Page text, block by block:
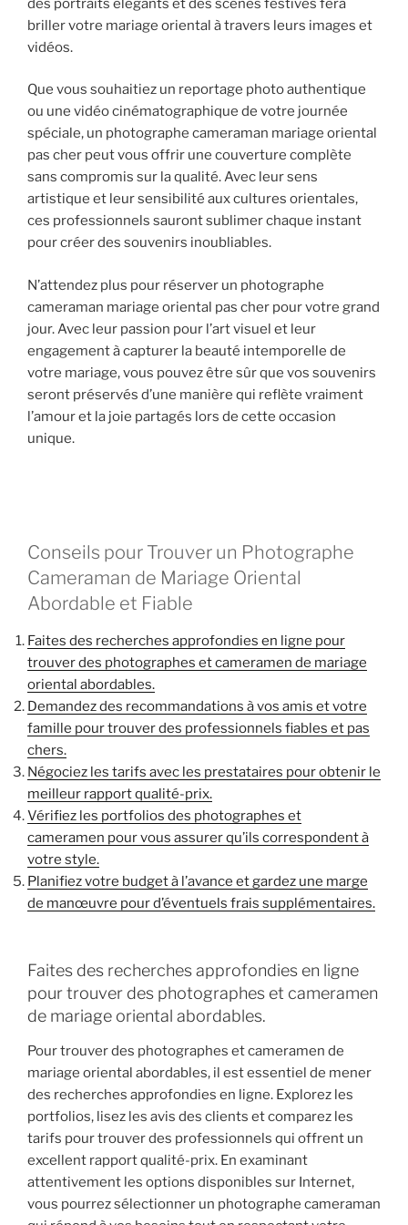
des portraits élégants et des scènes festives fera
briller votre mariage oriental à travers leurs images et
vidéos.
Que vous souhaitiez un reportage photo authentique
ou une vidéo cinématographique de votre journée
spéciale, un photographe cameraman mariage oriental
pas cher peut vous offrir une couverture complète
sans compromis sur la qualité. Avec leur sens
artistique et leur sensibilité aux cultures orientales,
ces professionnels sauront sublimer chaque instant
pour créer des souvenirs inoubliables.
N’attendez plus pour réserver un photographe
cameraman mariage oriental pas cher pour votre grand
jour. Avec leur passion pour l’art visuel et leur
engagement à capturer la beauté intemporelle de
votre mariage, vous pouvez être sûr que vos souvenirs
seront préservés d’une manière qui reflète vraiment
l’amour et la joie partagés lors de cette occasion
unique.
Conseils pour Trouver un Photographe
Cameraman de Mariage Oriental
Abordable et Fiable
Faites des recherches approfondies en ligne pour
trouver des photographes et cameramen de mariage
oriental abordables.
Demandez des recommandations à vos amis et votre
famille pour trouver des professionnels fiables et pas
chers.
Négociez les tarifs avec les prestataires pour obtenir le
meilleur rapport qualité-prix.
Vérifiez les portfolios des photographes et
cameramen pour vous assurer qu’ils correspondent à
votre style.
Planifiez votre budget à l’avance et gardez une marge
de manœuvre pour d’éventuels frais supplémentaires.
Faites des recherches approfondies en ligne
pour trouver des photographes et cameramen
de mariage oriental abordables.
Pour trouver des photographes et cameramen de
mariage oriental abordables, il est essentiel de mener
des recherches approfondies en ligne. Explorez les
portfolios, lisez les avis des clients et comparez les
tarifs pour trouver des professionnels qui offrent un
excellent rapport qualité-prix. En examinant
attentivement les options disponibles sur Internet,
vous pourrez sélectionner un photographe cameraman